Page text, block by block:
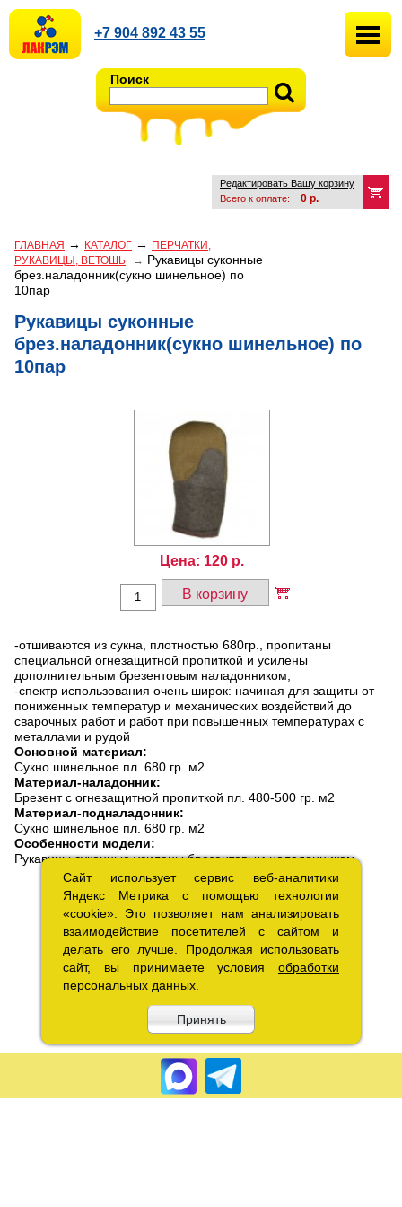
Поиск
+7 904 892 43 55
Редактировать Вашу корзину
Всего к оплате:
0 р.
ГЛАВНАЯ → КАТАЛОГ →
ПЕРЧАТКИ,
РУКАВИЦЫ, ВЕТОШЬ
→ Рукавицы суконные
брез.наладонник(сукно шинельное) по
10пар
Рукавицы суконные
брез.наладонник(сукно шинельное) по
10пар
Цена: 120 р.
В корзину
-отшиваются из сукна, плотностью 680гр., пропитаны
специальной огнезащитной пропиткой и усилены
дополнительным брезентовым наладонником;
-спектр использования очень широк: начиная для защиты от
пониженных температур и механических воздействий до
сварочных работ и работ при повышенных температурах с
металлами и рудой
Основной материал:
Сукно шинельное пл. 680 гр. м2
Материал-наладонник:
Брезент с огнезащитной пропиткой пл. 480-500 гр. м2
Материал-подналадонник:
Сукно шинельное пл. 680 гр. м2
Особенности модели:
Рукавицы суконные усилены брезентовым наладонником
Сайт использует сервис веб-аналитики
Яндекс Метрика с помощью технологии
«cookie». Это позволяет нам анализировать
взаимодействие посетителей с сайтом и
делать его лучше. Продолжая использовать
сайт, вы принимаете условия обработки
персональных данных
Принять
Сайт использует сервис веб-аналитики
Яндекс Метрика с помощью технологии
«cookie». Это позволяет нам анализировать
взаимодействие посетителей с сайтом и
делать его лучше. Продолжая использовать
сайт, вы принимаете условия обработки
персональных данных
Принять